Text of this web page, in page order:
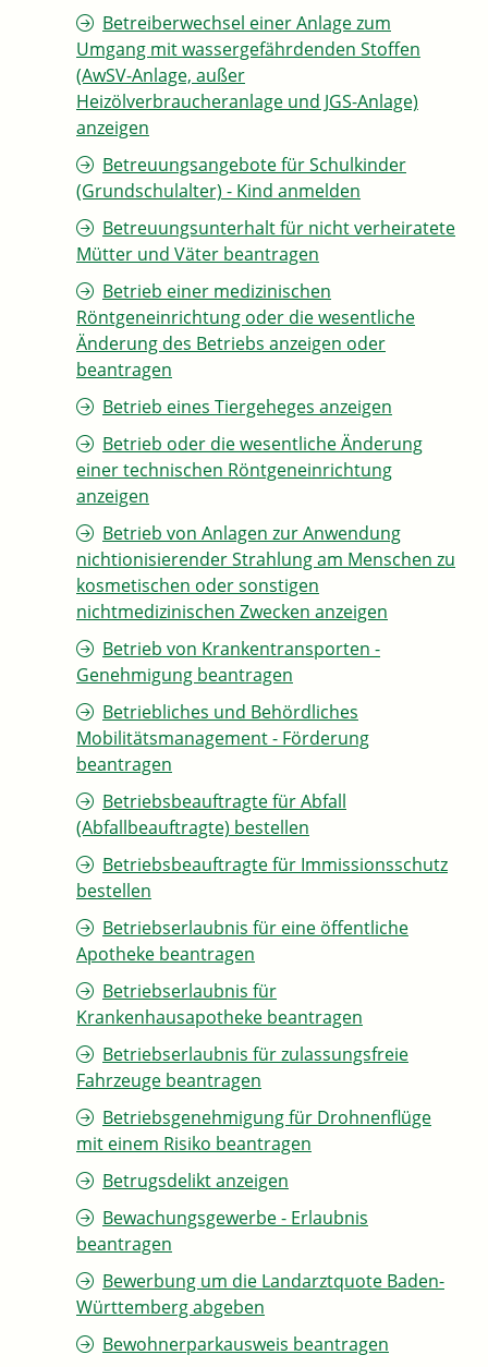
Betreiberwechsel einer Anlage zum
Umgang mit wassergefährdenden Stoffen
(AwSV-Anlage, außer
Heizölverbraucheranlage und JGS-Anlage)
anzeigen
Betreuungsangebote für Schulkinder
(Grundschulalter) - Kind anmelden
Betreuungsunterhalt für nicht verheiratete
Mütter und Väter beantragen
Betrieb einer medizinischen
Röntgeneinrichtung oder die wesentliche
Änderung des Betriebs anzeigen oder
beantragen
Betrieb eines Tiergeheges anzeigen
Betrieb oder die wesentliche Änderung
einer technischen Röntgeneinrichtung
anzeigen
Betrieb von Anlagen zur Anwendung
nichtionisierender Strahlung am Menschen zu
kosmetischen oder sonstigen
nichtmedizinischen Zwecken anzeigen
Betrieb von Krankentransporten -
Genehmigung beantragen
Betriebliches und Behördliches
Mobilitätsmanagement - Förderung
beantragen
Betriebsbeauftragte für Abfall
(Abfallbeauftragte) bestellen
Betriebsbeauftragte für Immissionsschutz
bestellen
Betriebserlaubnis für eine öffentliche
Apotheke beantragen
Betriebserlaubnis für
Krankenhausapotheke beantragen
Betriebserlaubnis für zulassungsfreie
Fahrzeuge beantragen
Betriebsgenehmigung für Drohnenflüge
mit einem Risiko beantragen
Betrugsdelikt anzeigen
Bewachungsgewerbe - Erlaubnis
beantragen
Bewerbung um die Landarztquote Baden-
Württemberg abgeben
Bewohnerparkausweis beantragen